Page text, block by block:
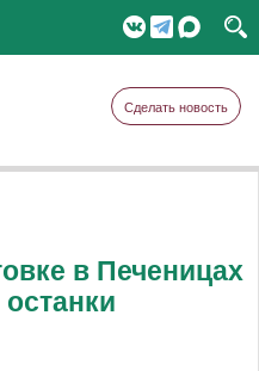
Сделать новость
в Печеницах